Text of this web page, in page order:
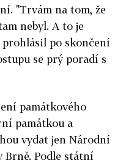
"Trvám na tom, že
nebyl. A to je
po skončení
se prý poradí s
památkového
památkou a
vydat jen Národní
Brně. Podle státní